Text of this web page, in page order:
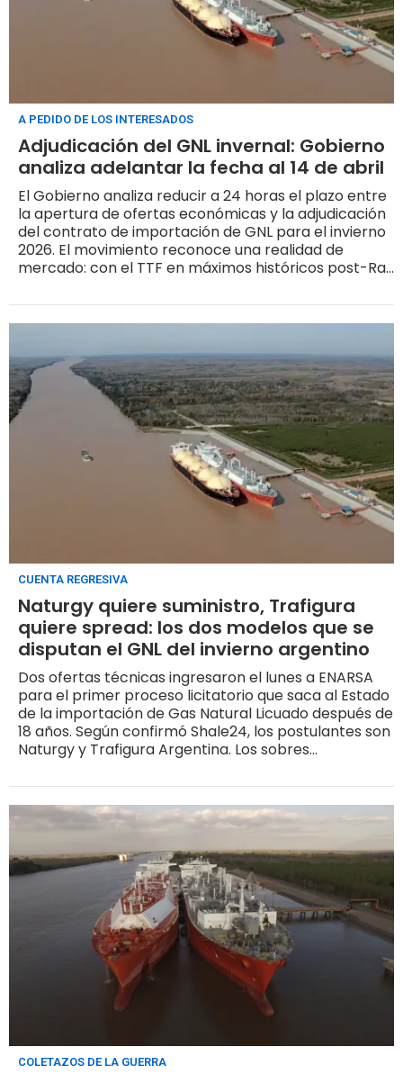
A PEDIDO DE LOS INTERESADOS
Adjudicación del GNL invernal: Gobierno
analiza adelantar la fecha al 14 de abril
El Gobierno analiza reducir a 24 horas el plazo entre
la apertura de ofertas económicas y la adjudicación
del contrato de importación de GNL para el invierno
2026. El movimiento reconoce una realidad de
mercado: con el TTF en máximos históricos post-Ras
cada día que gana el adjudicatario tiene valor
directo sobre el costo y la disponibilidad de los
CUENTA REGRESIVA
Naturgy quiere suministro, Trafigura
quiere spread: los dos modelos que se
disputan el GNL del invierno argentino
Dos ofertas técnicas ingresaron el lunes a ENARSA
para el primer proceso licitatorio que saca al Estado
de la importación de Gas Natural Licuado después de
18 años. Según confirmó Shale24, los postulantes son
Naturgy y Trafigura Argentina. Los sobres
21. Son dos empresas que ya conocen el mercado
argentino. Y dos modelos de negocio que no se
parecen entre sí
COLETAZOS DE LA GUERRA